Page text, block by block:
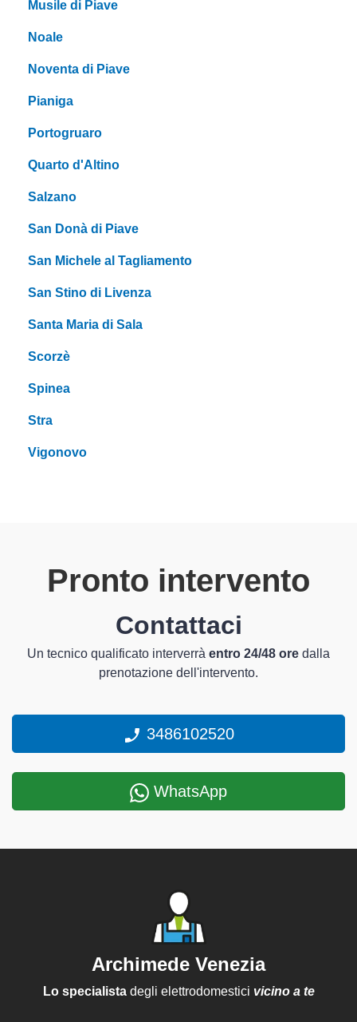
Musile di Piave
Noale
Noventa di Piave
Pianiga
Portogruaro
Quarto d'Altino
Salzano
San Donà di Piave
San Michele al Tagliamento
San Stino di Livenza
Santa Maria di Sala
Scorzè
Spinea
Stra
Vigonovo
Pronto intervento
Contattaci
Un tecnico qualificato interverrà entro 24/48 ore dalla
prenotazione dell'intervento.
3486102520
WhatsApp
Archimede Venezia
Lo specialistadegli elettrodomestici vicino a te